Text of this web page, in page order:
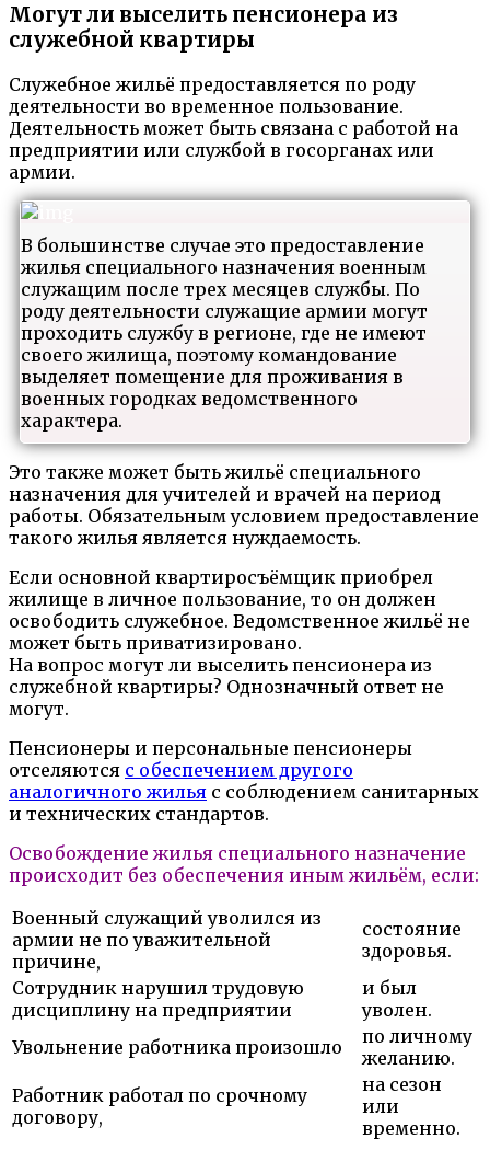
Могут ли выселить пенсионера из
служебной квартиры
Служебное жильё предоставляется по роду
деятельности во временное пользование.
Деятельность может быть связана с работой на
предприятии или службой в госорганах или
армии.
В большинстве случае это предоставление
жилья специального назначения военным
служащим после трех месяцев службы. По
роду деятельности служащие армии могут
проходить службу в регионе, где не имеют
своего жилища, поэтому командование
выделяет помещение для проживания в
военных городках ведомственного
характера.
Это также может быть жильё специального
назначения для учителей и врачей на период
работы. Обязательным условием предоставление
такого жилья является нуждаемость.
Если основной квартиросъёмщик приобрел
жилище в личное пользование, то он должен
освободить служебное. Ведомственное жильё не
может быть приватизировано.
На вопрос могут ли выселить пенсионера из
служебной квартиры? Однозначный ответ не
могут.
Пенсионеры и персональные пенсионеры
отселяются с обеспечением другого
аналогичного жилья с соблюдением санитарных
и технических стандартов.
Освобождение жилья специального назначение
происходит без обеспечения иным жильём, если:
Военный служащий уволился из
армии не по уважительной
причине,
состояние
здоровья.
Сотрудник нарушил трудовую
дисциплину на предприятии
и был
уволен.
Увольнение работника произошло
по личному
желанию.
Работник работал по срочному
договору,
на сезон
или
временно.